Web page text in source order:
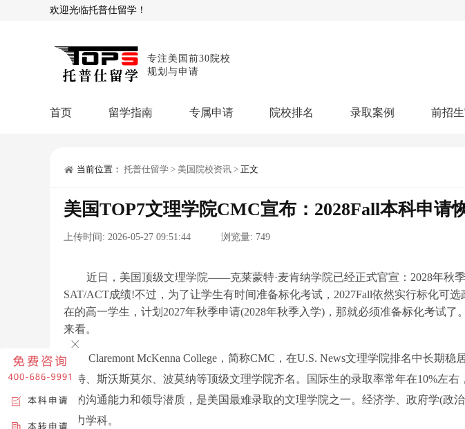
欢迎光临托普仕留学！
专注美国前30院校
规划与申请
首页 留学指南
留学攻略
留学资讯 院校资讯
专属申请
本科申请：
博士申请： 博士定制方案
混合申请：
留学工具： GPA计算器 留学评估 智能诊断
院校排名 录取案例
名校榜单： 26年
前招
当前位置： 托普仕留学 > 美国院校资讯 > 正文
美国TOP7文理学院CMC宣布：2028Fall本科申请
上传时间: 2026-05-27 09:51:44 浏览量: 749
近日，美国顶级文理学院——克莱蒙特·麦肯纳学院已经正式官宣：2028年秋
SAT/ACT成绩!不过，为了让学生有时间准备标化考试，2027Fall依然实行标化可
在的高一学生，计划2027年秋季申请(2028年秋季入学)，那就必须准备标化考试了
来看。
Claremont McKenna College，简称CMC，在U.S. News文理学院排名中长期稳
斯特、斯沃斯莫尔、波莫纳等顶级文理学院齐名。国际生的录取率常年在10%左
生的沟通能力和领导潜质，是美国最难录取的文理学院之一。经济学、政府学(政
实力学科。